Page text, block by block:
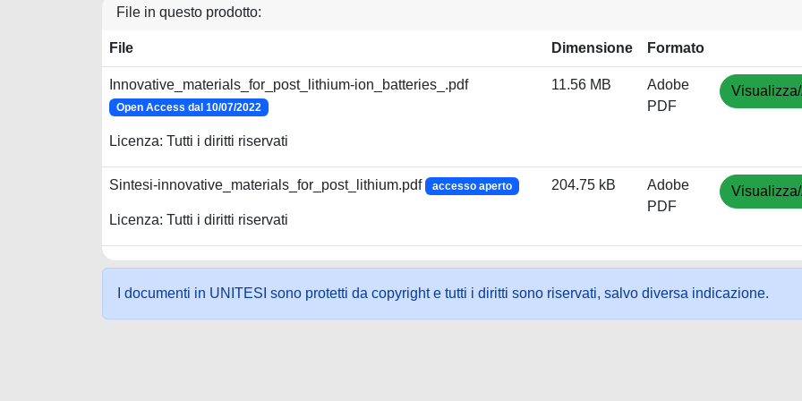
File in questo prodotto:
File Dimensione Formato
Innovative_materials_for_post_lithium-ion_batteries_.pdf
Open Access dal 10/07/2022
Licenza: Tutti i diritti riservati
11.56 MB
Adobe
PDF
Sintesi-innovative_materials_for_post_lithium.pdf accesso aperto
Licenza: Tutti i diritti riservati
204.75 kB
Adobe
PDF
I documenti in UNITESI sono protetti da copyright e tutti i diritti sono riservati, salvo diversa indicazione.